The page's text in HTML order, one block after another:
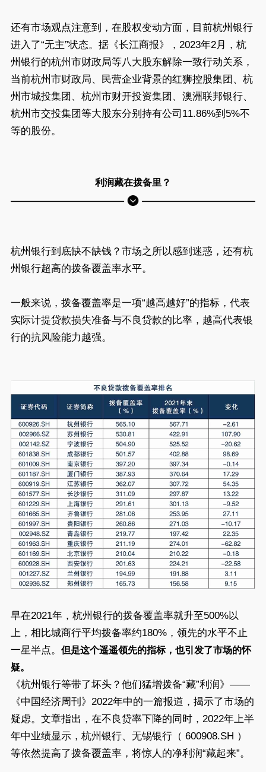
还有市场观点注意到，在股权变动方面，目前杭州银行
进入了“无主”状态。据《长江商报》，2023年2月，杭
州银行的杭州市财政局等八大股东解除一致行动关系，
当前杭州市财政局、民营企业背景的红狮控股集团、杭
州市城投集团、杭州市财开投资集团、澳洲联邦银行、
杭州市交投集团等大股东分别持有公司11.86%到5%不
等的股份。
利润藏在拨备里？
杭州银行到底缺不缺钱？市场之所以感到迷惑，还有杭
州银行超高的拨备覆盖率水平。
一般来说，拨备覆盖率是一项“越高越好”的指标，代表
实际计提贷款损失准备与不良贷款的比率，越高代表银
行的抗风险能力越强。
早在2021年，杭州银行的拨备覆盖率就升至500%以
上，相比城商行平均拨备率约180%，领先的水平不止
一星半点。 但是这个遥遥领先的指标，也引发了市场的怀
疑。
《杭州银行等带了坏头？他们猛增拨备“藏”利润》——
《中国经济周刊》2022年中的一篇报道，揭示了市场的
疑虑。文章指出，在不良贷率下降的同时，2022年上半
年中业绩显示，杭州银行、无锡银行（ 600908.SH ）
等依然提高了拨备覆盖率，将惊人的净利润“藏起来”。